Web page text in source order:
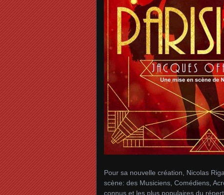
Pour sa nouvelle création, Nicolas
scène: des Musiciens, Comédiens,
connus et les plus populaires du